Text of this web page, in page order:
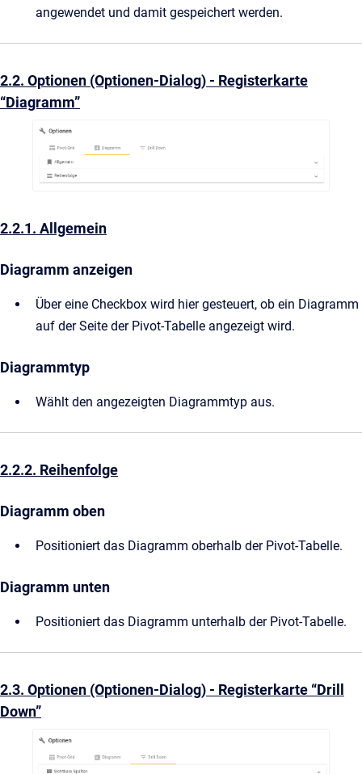
angewendet und damit gespeichert werden.
2.2. Optionen (Optionen-Dialog) - Registerkarte
“Diagramm”
2.2.1. Allgemein
Diagramm anzeigen
Über eine Checkbox wird hier gesteuert, ob ein Diagramm
auf der Seite der Pivot-Tabelle angezeigt wird.
Diagrammtyp
Wählt den angezeigten Diagrammtyp aus.
2.2.2. Reihenfolge
Diagramm oben
Positioniert das Diagramm oberhalb der Pivot-Tabelle.
Diagramm unten
Positioniert das Diagramm unterhalb der Pivot-Tabelle.
2.3. Optionen (Optionen-Dialog) - Registerkarte “Drill
Down”